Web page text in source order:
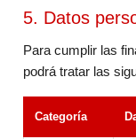
5. Datos
Para cumplir las
podrá tratar las
Categoría